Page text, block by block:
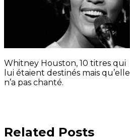
Whitney Houston, 10 titres qui
lui étaient destinés mais qu’elle
n’a pas chanté.
Related Posts